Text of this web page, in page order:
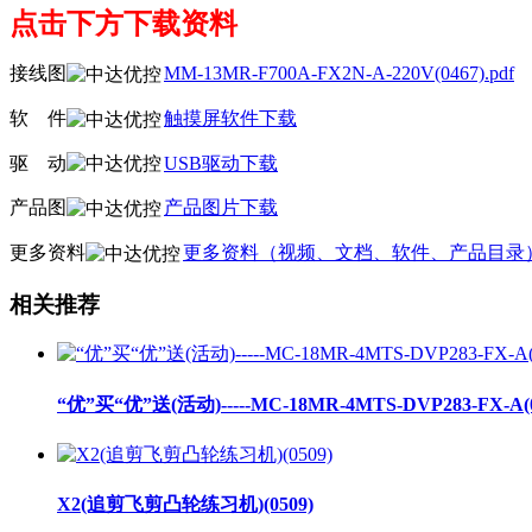
点击下方下载资料
接线图 MM-13MR-F700A-FX2N-A-220V(0467).pdf
软 件 触摸屏软件下载
驱 动 USB驱动下载
产品图 产品图片下载
更多资料 更多资料（视频、文档、软件、产品目录
相关推荐
“优”买“优”送(活动)-----MC-18MR-4MTS-DVP283-FX-
X2(追剪飞剪凸轮练习机)(0509)